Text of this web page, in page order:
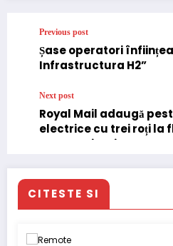
Previous post
Șase operatori
Infrastructura H2”
Next post
Royal Mail adaugă
electrice cu trei roți la
Marea Britanie
CITESTE SI